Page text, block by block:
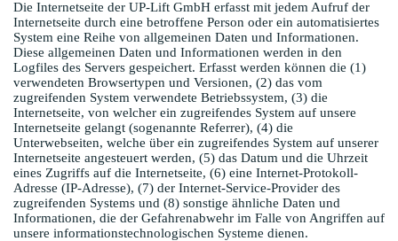
Die Internetseite der UP-Lift GmbH erfasst mit jedem Aufruf der
Internetseite durch eine betroffene Person oder ein automatisiertes
System eine Reihe von allgemeinen Daten und Informationen.
Diese allgemeinen Daten und Informationen werden in den
Logfiles des Servers gespeichert. Erfasst werden können die (1)
verwendeten Browsertypen und Versionen, (2) das vom
zugreifenden System verwendete Betriebssystem, (3) die
Internetseite, von welcher ein zugreifendes System auf unsere
Internetseite gelangt (sogenannte Referrer), (4) die
Unterwebseiten, welche über ein zugreifendes System auf unserer
Internetseite angesteuert werden, (5) das Datum und die Uhrzeit
eines Zugriffs auf die Internetseite, (6) eine Internet-Protokoll-
Adresse (IP-Adresse), (7) der Internet-Service-Provider des
zugreifenden Systems und (8) sonstige ähnliche Daten und
Informationen, die der Gefahrenabwehr im Falle von Angriffen auf
unsere informationstechnologischen Systeme dienen.